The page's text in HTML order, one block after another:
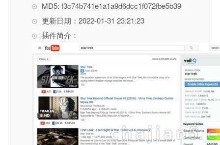
MD5: f3c74b741e1a1a9d6dcc1f072fbe5b39
更新日期：2022-01-31 23:21:23
插件简介：